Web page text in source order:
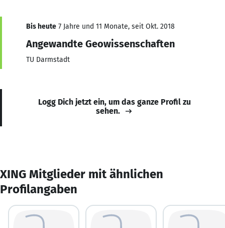
Bis heute 7 Jahre und 11 Monate, seit Okt. 2018
Angewandte Geowissenschaften
TU Darmstadt
Logg Dich jetzt ein, um das ganze Profil zu
sehen.
XING Mitglieder mit ähnlichen
Profilangaben